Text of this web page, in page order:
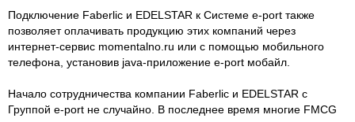
Подключение Faberlic и EDELSTAR к Системе e-port также
позволяет оплачивать продукцию этих компаний через
интернет-сервис momentalno.ru или с помощью мобильного
телефона, установив java-приложение e-port мобайл.
Начало сотрудничества компании Faberlic и EDELSTAR с
Группой e-port не случайно. В последнее время многие FMCG